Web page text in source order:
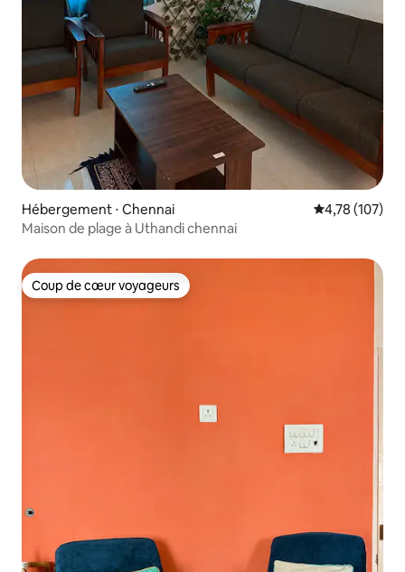
Hébergement ⋅ Chennai Évaluation
4,78 (107)
Maison de plage à Uthandi chennai
Coup de cœur voyageurs
Coup de cœur voyageurs